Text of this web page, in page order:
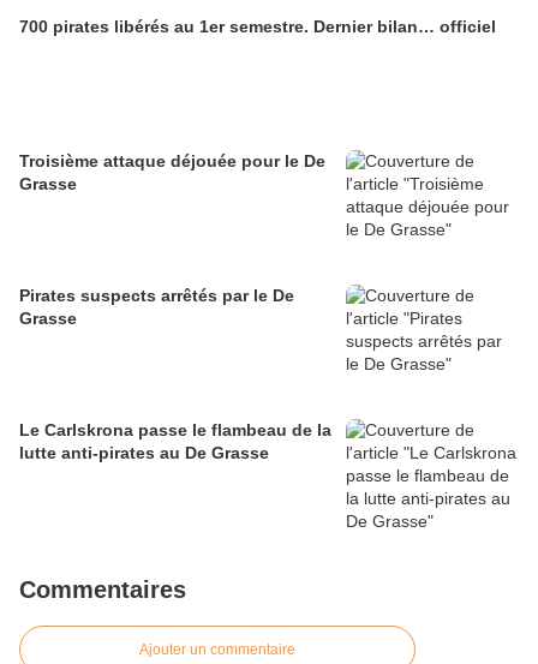
700 pirates libérés au 1er semestre. Dernier bilan… officiel
Troisième attaque déjouée pour le De
Grasse
Pirates suspects arrêtés par le De
Grasse
Le Carlskrona passe le flambeau de la
lutte anti-pirates au De Grasse
Commentaires
Ajouter un commentaire